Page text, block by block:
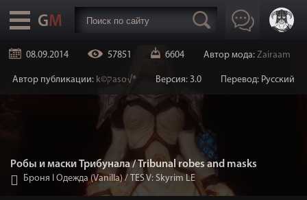
08.09.2014 57851 6604 Автор мода: Zairaam
Автор публикации: k©קaso√® Версия: 3.0 Перевод: Русский
Робы и маски Трибунала / Tribunal robes and masks
Броня I Одежда (Vanilla)/ TES V: Skyrim LE